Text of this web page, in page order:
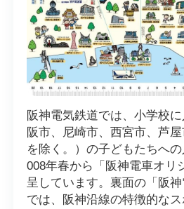
阪神電気鉄道では、小学校
阪市、尼崎市、西宮市、芦
を除く。）の子どもたちへ
008年春から「阪神電車オリ
呈しています。裏面の「阪神
では、阪神沿線の特徴的なス